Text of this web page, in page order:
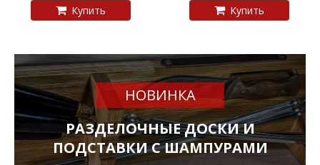
Купить Купить
НОВИНКА
РАЗДЕЛОЧНЫЕ ДОСКИ И
ПОДСТАВКИ С ШАМПУРАМИ